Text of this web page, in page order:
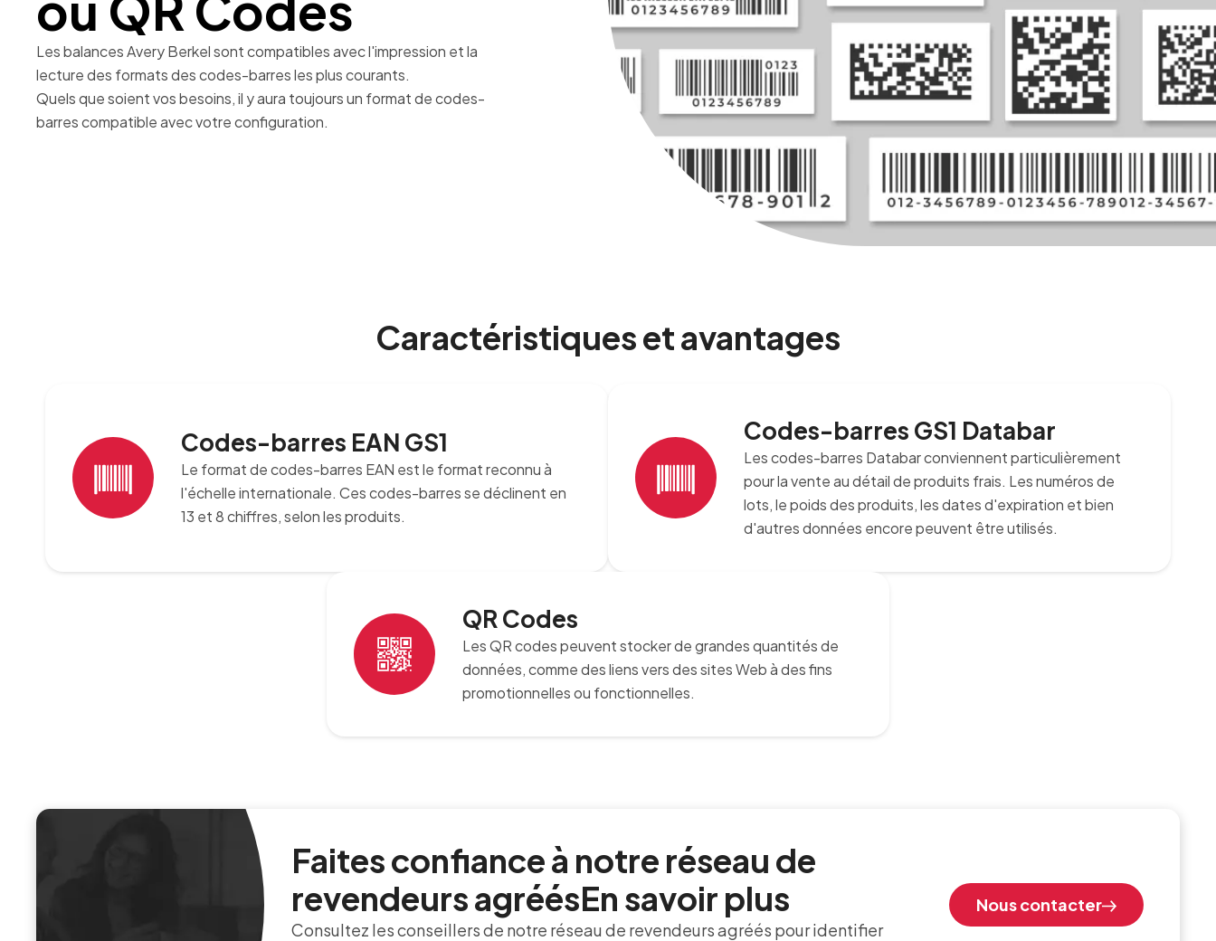
Série FX
Voir toutes les étiquettes et rouleaux
Afficher tous les logiciels
Voir toutes les étiquettes et
rouleaux
+33 (0)825 870 800
Les balances Avery Berkel sont compatibles avec l'impression et la
lecture des formats des codes-barres les plus courants.
Quels que soient vos besoins, il y aura toujours un format de codes-
barres compatible avec votre configuration.
Caractéristiques et avantages
Codes-barres EAN GS1
Le format de codes-barres EAN est le format reconnu à
l'échelle internationale. Ces codes-barres se déclinent en
13 et 8 chiffres, selon les produits.
Codes-barres GS1 Databar
Les codes-barres Databar conviennent particulièrement
pour la vente au détail de produits frais. Les numéros de
lots, le poids des produits, les dates d'expiration et bien
d'autres données encore peuvent être utilisés.
QR Codes
Les QR codes peuvent stocker de grandes quantités de
données, comme des liens vers des sites Web à des fins
promotionnelles ou fonctionnelles.
Faites confiance à notre réseau de
revendeurs agréésEn savoir plus
Consultez les conseillers de notre réseau de revendeurs agréés pour identifier
Nous contacter